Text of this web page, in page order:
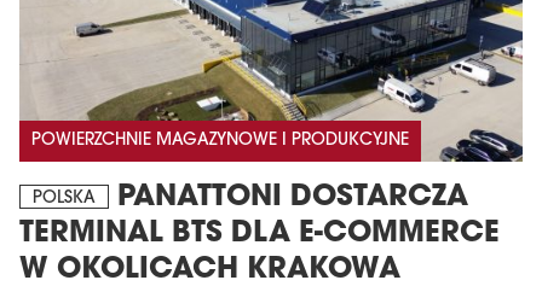
POWIERZCHNIE MAGAZYNOWE I PRODUKCYJNE
POLSKA
PANATTONI DOSTARCZA
TERMINAL BTS DLA E-COMMERCE
W OKOLICACH KRAKOWA